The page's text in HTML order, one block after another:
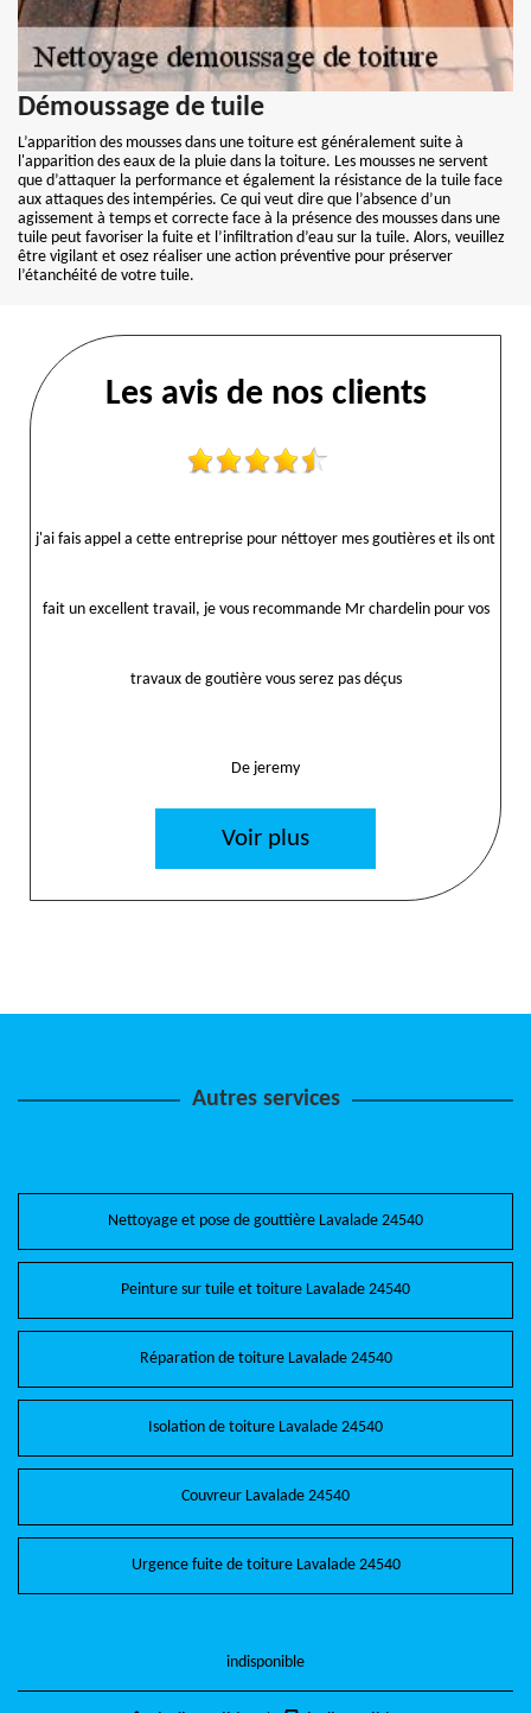
Démoussage de tuile
L’apparition des mousses dans une toiture est généralement suite à
l'apparition des eaux de la pluie dans la toiture. Les mousses ne servent
que d’attaquer la performance et également la résistance de la tuile face
aux attaques des intempéries. Ce qui veut dire que l’absence d’un
agissement à temps et correcte face à la présence des mousses dans une
tuile peut favoriser la fuite et l’infiltration d’eau sur la tuile. Alors, veuillez
être vigilant et osez réaliser une action préventive pour préserver
l’étanchéité de votre tuile.
Les avis de nos clients
j'ai fais appel a cette entreprise pour néttoyer mes goutières et ils ont
fait un excellent travail, je vous recommande Mr chardelin pour vos
travaux de goutière vous serez pas déçus
De jeremy
Voir plus
Autres services
Nettoyage et pose de gouttière Lavalade 24540
Peinture sur tuile et toiture Lavalade 24540
Réparation de toiture Lavalade 24540
Isolation de toiture Lavalade 24540
Couvreur Lavalade 24540
Urgence fuite de toiture Lavalade 24540
indisponible